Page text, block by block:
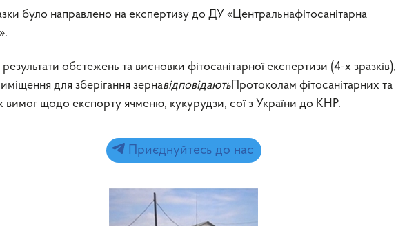
було направлено на експертизу до ДУ «Центральнафітосанітарна
обстежень та висновки фітосанітарної експертизи (4-х зразків),
для зберігання зернавідповідаютьПротоколам фітосанітарних та
вимог щодо експорту ячменю, кукурудзи, сої з України до КНР.
Приєднуйтесь до нас